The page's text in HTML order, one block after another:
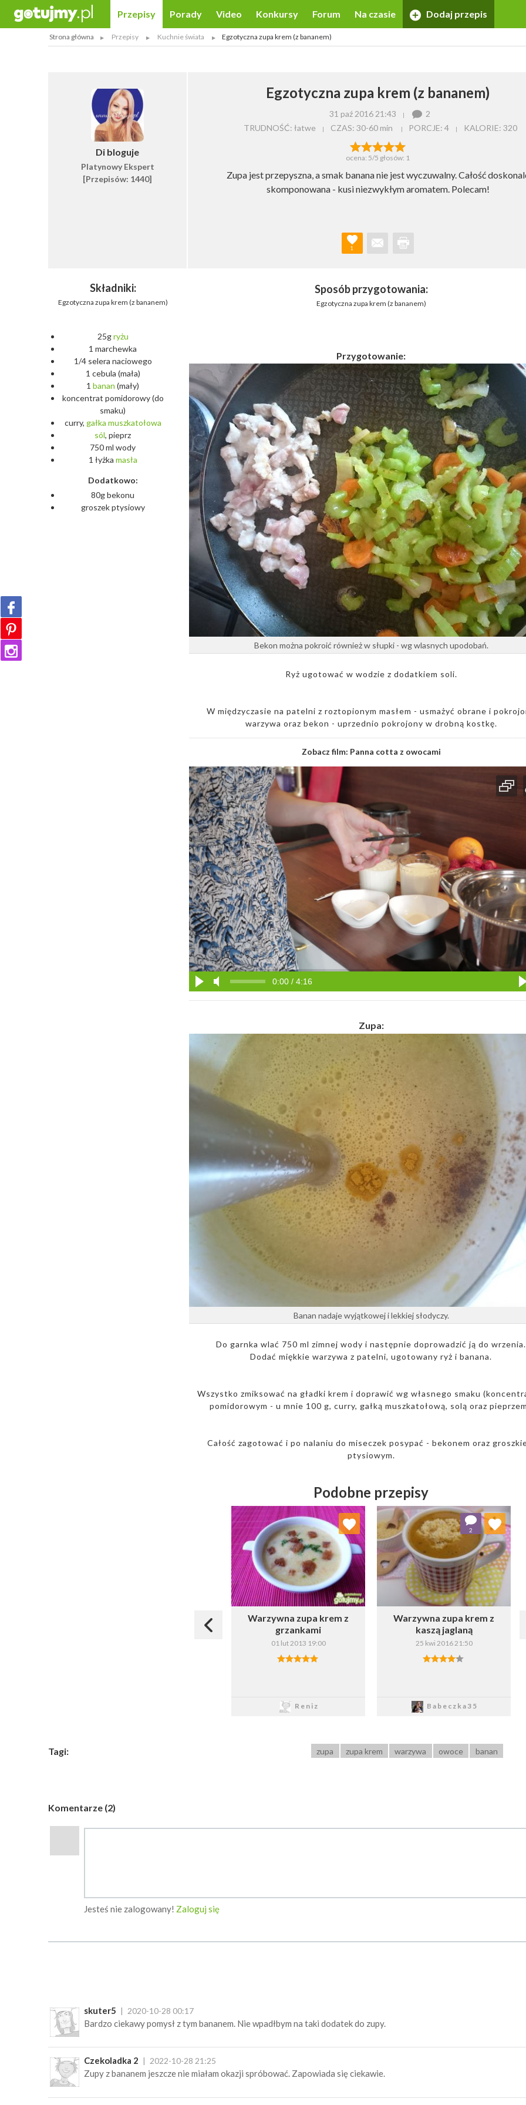
Przepisy Porady Video Konkursy Forum Na czasie Dodaj przepis
Strona główna Przepisy Kuchnie świata Egzotyczna zupa krem (z bananem)
Di bloguje
Platynowy Ekspert
[Przepisów: 1440]
Egzotyczna zupa krem (z bananem)
31 paź 2016 21:43
2
TRUDNOŚĆ: łatwe
CZAS: 30-60 min PORCJE:4 KALORIE:320
ocena: 5/5 głosów: 1
Zupa jest przepyszna, a smak banana nie jest wyczuwalny. Całość
skomponowana - kusi niezwykłym aromatem. Polecam!
1
Składniki:
Egzotyczna zupa krem (z bananem)
25gryżu
1 marchewka
1/4 selera naciowego
1 cebula (mała)
1 banan (mały)
koncentrat pomidorowy (do
smaku)
curry, gałka muszkatołowa
sól, pieprz
750 ml wody
1 łyżka masła
Dodatkowo:
80g bekonu
groszek ptysiowy
Sposób przygotowania:
Egzotyczna zupa krem (z bananem)
Przygotowanie:
Bekon można pokroić również w słupki - wg wlasnych upodobań.
Ryż ugotować w wodzie z dodatkiem soli.
W międzyczasie na patelni z roztopionym masłem - usmażyć obrane i
warzywa oraz bekon - uprzednio pokrojony w drobną kostkę.
Zobacz film: Panna cotta z owocami
0:00 / 4:16
Zupa:
Banan nadaje wyjątkowej i lekkiej słodyczy.
Do garnka wlać 750 ml zimnej wody i następnie doprowadzić ją do wrzenia.
Dodać miękkie warzywa z patelni, ugotowany ryż i banana.
Wszystko zmiksować na gładki krem i doprawić wg własnego smaku
pomidorowym - u mnie 100 g, curry, gałką muszkatołową, solą oraz
Całość zagotować i po nalaniu do miseczek posypać - bekonem oraz
ptysiowym.
Podobne przepisy
Warzywna zupa krem z
grzankami
01 lut 2013 19:00
Reniz
Dodaj do ulubionych
Wybierz listę:
Zapisz
Warzywna zupa krem z
kaszą jaglaną
25 kwi 2016 21:50
Babeczka35
2
Dodaj do ulubionych
Wybierz listę:
Tagi: zupa zupa krem warzywa owoce banan
Komentarze (2)
Jesteś nie zalogowany! Zaloguj się
skuter5 2020-10-28 00:17
Bardzo ciekawy pomysł z tym bananem. Nie wpadłbym na taki dodatek do zupy.
Czekoladka 2 2022-10-28 21:25
Zupy z bananem jeszcze nie miałam okazji spróbować. Zapowiada się ciekawie.